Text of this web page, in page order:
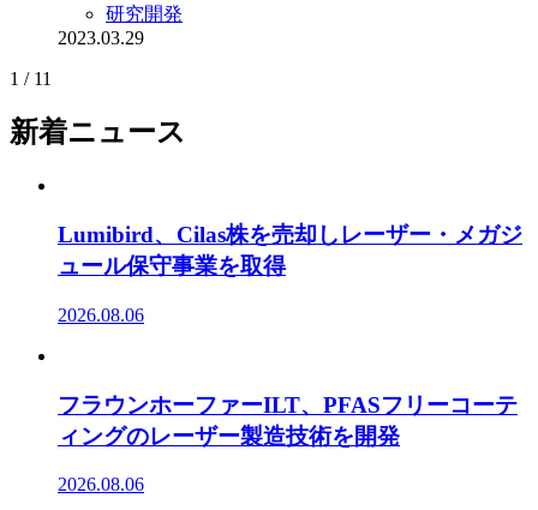
研究開発
2023.03.29
1 / 11
新着ニュース
Lumibird、Cilas株を売却しレーザー・メガジ
ュール保守事業を取得
2026.08.06
フラウンホーファーILT、PFASフリーコーテ
ィングのレーザー製造技術を開発
2026.08.06